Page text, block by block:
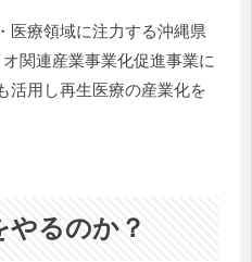
医療領域に注力する沖縄県
関連産業事業化促進事業に
活用し再生医療の産業化を
やるのか？